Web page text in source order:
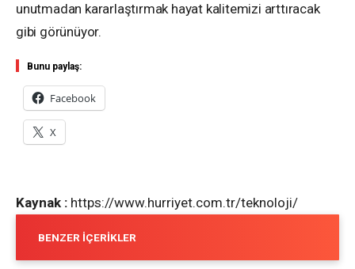
unutmadan kararlaştırmak hayat kalitemizi arttıracak
gibi görünüyor.
Bunu paylaş:
Facebook
X
Kaynak : https://www.hurriyet.com.tr/teknoloji/
BENZER İÇERIKLER